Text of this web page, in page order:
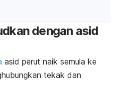
dengan asid
asid perut naik semula ke
tekak dan